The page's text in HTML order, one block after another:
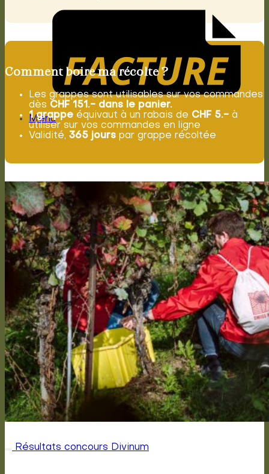
Menu
Comment boire ma récolte ?
Les grappes sont utilisables sur vos commandes
dès CHF 151.- dans le panier.
1 grappe équivaut à un rabais de CHF 5.- à
utiliser sur vos commandes en ligne
Validité, 365 jours par grappe récoltée
Résultats concours Divinum